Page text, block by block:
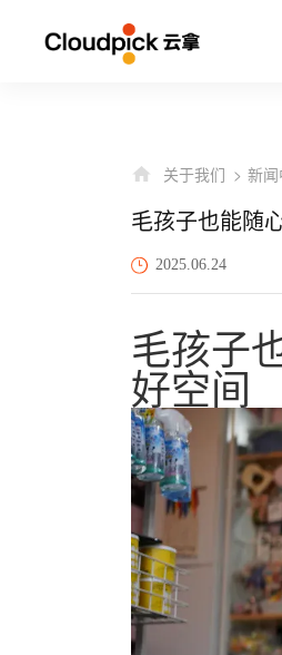
关于我们 新
毛孩子也能随
2025.06.24
毛孩子
好空间